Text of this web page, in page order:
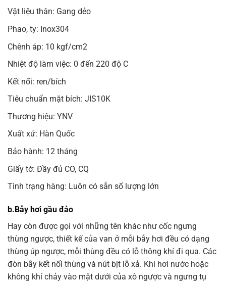
Vật liệu thân: Gang dẻo
Phao, ty: Inox304
Chênh áp: 10 kgf/cm2
Nhiệt độ làm việc: 0 đến 220 độ C
Kết nối: ren/bích
Tiêu chuẩn mặt bích: JIS10K
Thương hiệu: YNV
Xuất xứ: Hàn Quốc
Bảo hành: 12 tháng
Giấy tờ: Đầy đủ CO, CQ
Tình trạng hàng: Luôn có sẵn số lượng lớn
b.Bẫy hơi gầu đảo
Hay còn được gọi với những tên khác như cốc ngưng
thùng ngược, thiết kế của van ở mỗi bẫy hơi đều có dạng
thùng úp ngược, mỗi thùng đều có lỗ thông khí đi qua. Các
đòn bẫy kết nối thùng và nút bịt lỗ xả. Khi hơi nước hoặc
không khí chảy vào mặt dưới của xô ngược và ngưng tụ